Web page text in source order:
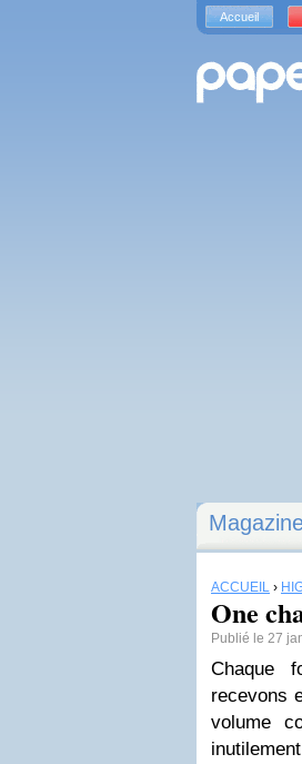
ACCUEIL ›
One
Publié le 27
Chaque
recevons
volume
Accueil